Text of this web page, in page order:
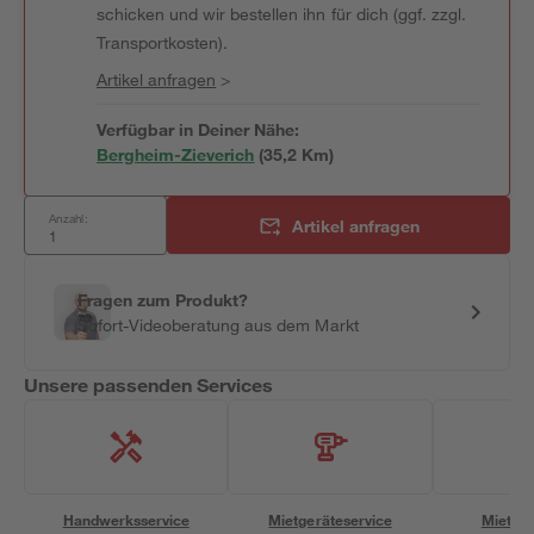
schicken und wir bestellen ihn für dich (ggf. zzgl.
Transportkosten).
Artikel anfragen >
Verfügbar in Deiner Nähe:
Bergheim-Zieverich (35,2 Km)
Anzahl: Artikel anfragen
Fragen zum Produkt?
Sofort-Videoberatung aus dem Markt
Unsere passenden Services
Handwerksservice Mietgeräteservice